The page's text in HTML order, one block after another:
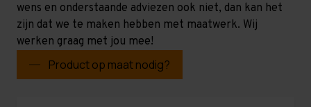
wens en onderstaande adviezen ook niet, dan kan het
zijn dat we te maken hebben met maatwerk. Wij
werken graag met jou mee!
Product op maat nodig?